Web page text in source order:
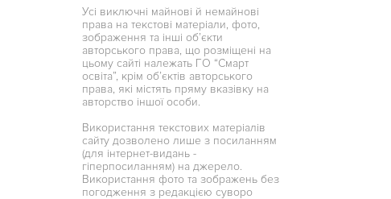
Усі виключні майнові й немайнові
права на текстові матеріали, фото,
зображення та інші об’єкти
авторського права, що розміщені на
цьому сайті належать ГО “Смарт
освіта”, крім об’єктів авторського
права, які містять пряму вказівку на
авторство іншої особи.
Використання текстових матеріалів
сайту дозволено лише з посиланням
(для інтернет-видань -
гіперпосиланням) на джерело.
Використання фото та зображень без
погодження з редакцією суворо